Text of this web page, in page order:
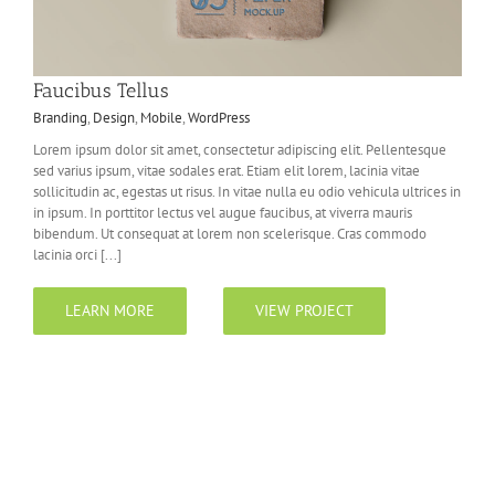
Faucibus Tellus
Branding, Design, Mobile,WordPress
Lorem ipsum dolor sit amet, consectetur adipiscing elit. Pellentesque
sed varius ipsum, vitae sodales erat. Etiam elit lorem, lacinia vitae
sollicitudin ac, egestas ut risus. In vitae nulla eu odio vehicula ultrices in
in ipsum. In porttitor lectus vel augue faucibus, at viverra mauris
bibendum. Ut consequat at lorem non scelerisque. Cras commodo
lacinia orci [...]
LEARN MORE VIEW PROJECT